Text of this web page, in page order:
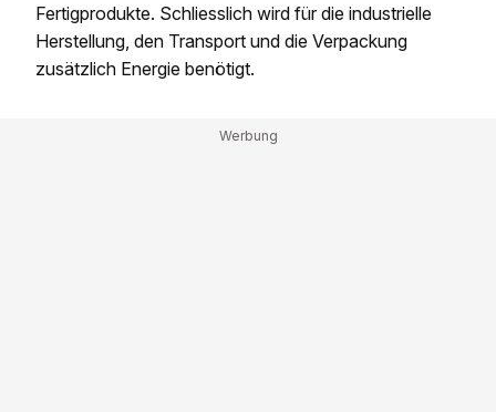
Fertigprodukte. Schliesslich wird für die industrielle
Herstellung, den Transport und die Verpackung
zusätzlich Energie benötigt.